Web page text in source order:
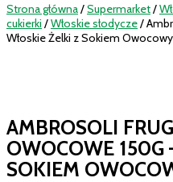
Strona główna/Supermarket/
cukierki /Włoskie słodycze/
Włoskie Żelki z Sokiem
AMBROSOLI
OWOCOWE 150G
SOKIEM